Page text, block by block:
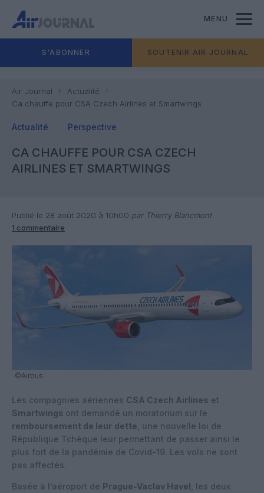
MENU
S'ABONNER SOUTENIR AIR JOURNAL
Air Journal
Actualité
Ca chauffe pour CSA Czech Airlines et Smartwings
Actualité Perspective
CA CHAUFFE POUR CSA CZECH
AIRLINES ET SMARTWINGS
Publié le 28 août 2020 à 10h00 par Thierry Blancmont
1 commentaire
©Airbus
Les compagnies aériennes CSA Czech Airlines et
Smartwings ont demandé un moratorium sur le
remboursement de leur dette , une nouvelle loi de
République Tchèque leur permettant de passer ainsi le
plus fort de la pandémie de Covid-19. Les vols ne sont
pas affectés.
Basée à l’aéroport de Prague-Vaclav Havel , les deux